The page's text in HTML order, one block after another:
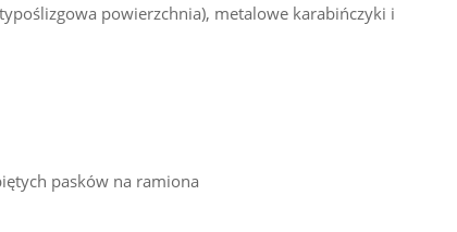
powierzchnia), metalowe karabińczyki i
pasków na ramiona